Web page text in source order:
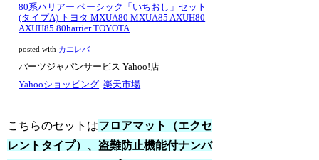
80系ハリアー ベーシック「いちおし」セット
(タイプA) トヨタ MXUA80 MXUA85 AXUH80
AXUH85 80harrier TOYOTA
posted with カエレバ
パーツジャパンサービス Yahoo!店
Yahooショッピング 楽天市場
こちらのセットはフロアマット（エクセ
レントタイプ）、盗難防止機能付ナンバ